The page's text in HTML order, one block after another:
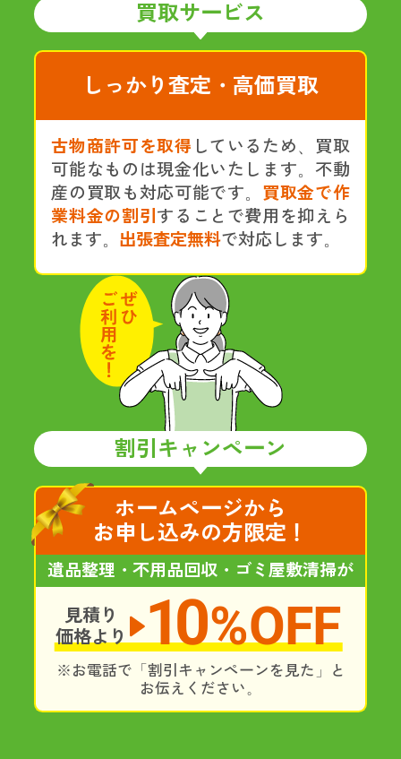
買取サービス
しっかり査定・高価買取
古物商許可を取得 しているため、買取
可能なものは現金化いたします。不動
産の買取も対応可能です。 買取金で作
業料金の割引 することで費用を抑えら
れます。 出張査定無料で対応します。
割引キャンペーン
ホームページから
お申し込みの方限定！
遺品整理・不用品回収・ゴミ屋敷清掃が
見積り
価格より
10%OFF
※お電話で「割引キャンペーンを見た」と
お伝えください。